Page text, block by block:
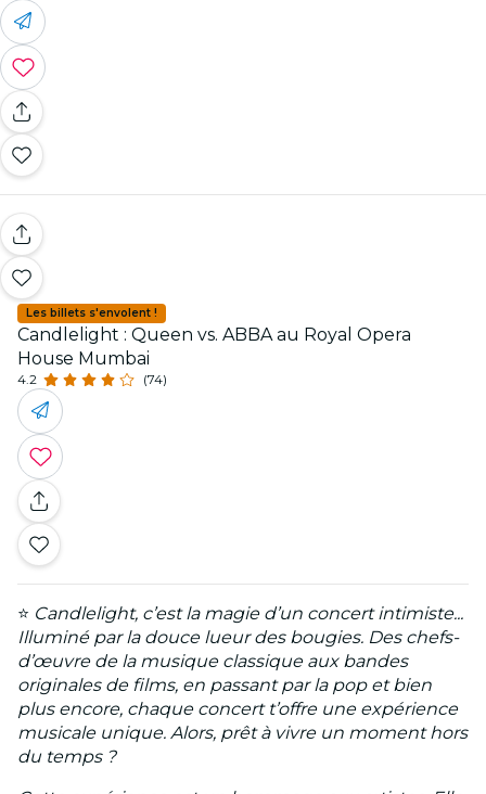
Les billets s'envolent !
Candlelight : Queen vs. ABBA au Royal Opera
House Mumbai
4.2 (74)
⭐ Candlelight, c’est la magie d’un concert intimiste...
Illuminé par la douce lueur des bougies. Des chefs-
d’œuvre de la musique classique aux bandes
originales de films, en passant par la pop et bien
plus encore, chaque concert t’offre une expérience
musicale unique. Alors, prêt à vivre un moment hors
du temps ?